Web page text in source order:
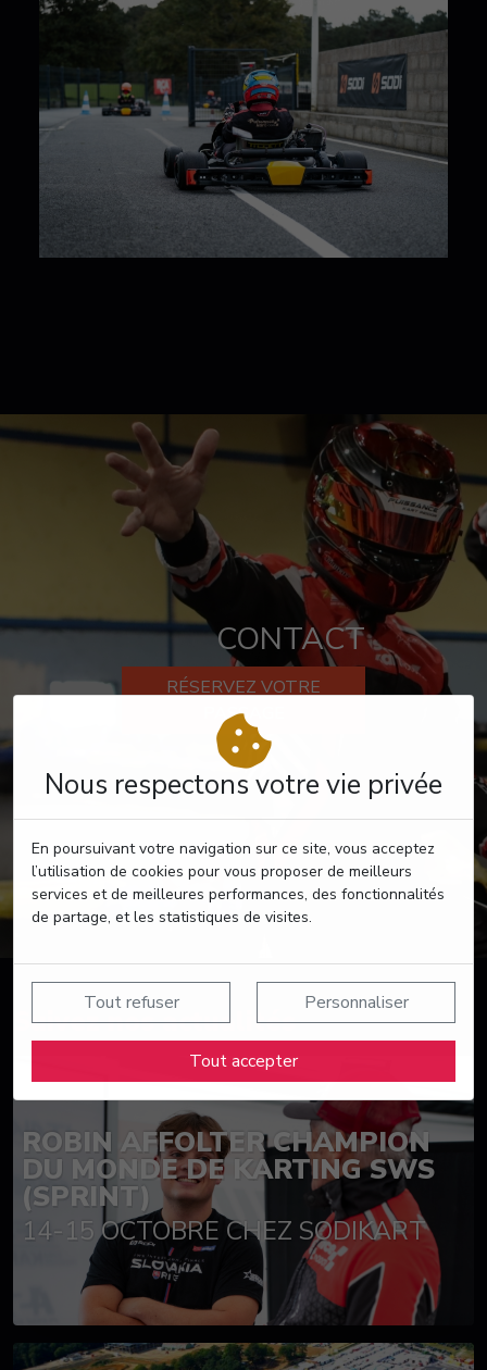
Nous respectons votre vie privée
En poursuivant votre navigation sur ce site, vous acceptez
l’utilisation de cookies pour vous proposer de meilleurs
services et de meilleures performances, des fonctionnalités
de partage, et les statistiques de visites.
Tout refuser Personnaliser
Tout accepter
CONTACT
RÉSERVEZ VOTRE
PASSAGE
Suivez nos actualités
ROBIN AFFOLTER CHAMPION
DU MONDE DE KARTING SWS
(SPRINT)
14-15 OCTOBRE CHEZ SODIKART